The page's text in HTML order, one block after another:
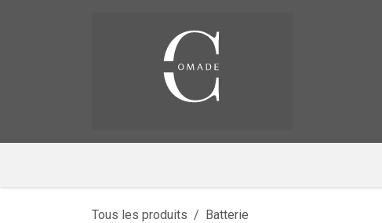
Tous les produits
Batterie